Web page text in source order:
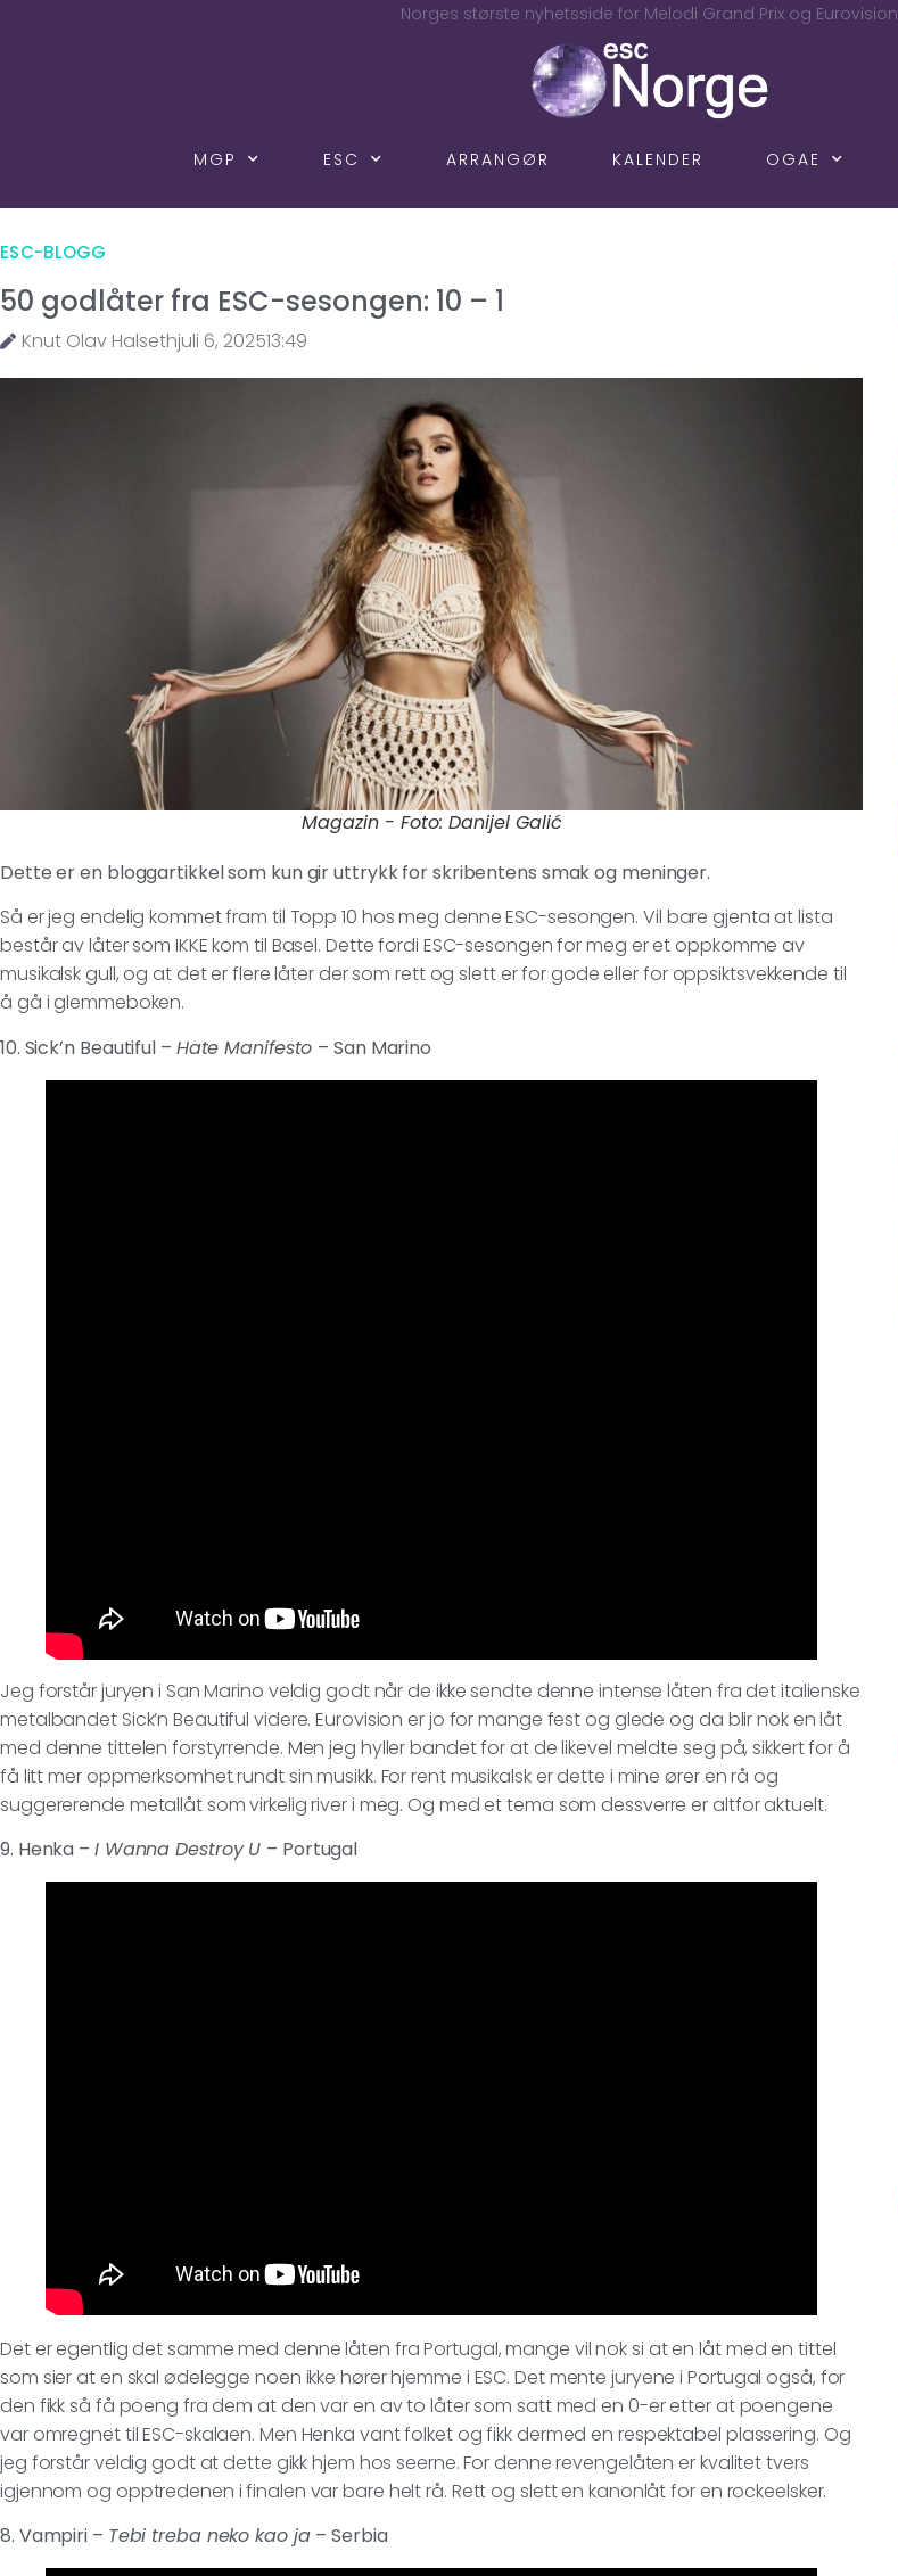
Norges største nyhetsside for Melodi Grand Prix og Eurovision
MGP ESC ARRANGØR KALENDER OGAE
ESC-BLOGG
50 godlåter fra ESC-sesongen: 10 – 1
Knut Olav Halsethjuli 6, 202513:49
Magazin - Foto: Danijel Galić
Dette er en bloggartikkel som kun gir uttrykk for skribentens smak og meninger.
Så er jeg endelig kommet fram til Topp 10 hos meg denne ESC-sesongen. Vil bare gjenta at lista
består av låter som IKKE kom til Basel. Dette fordi ESC-sesongen for meg er et oppkomme av
musikalsk gull, og at det er flere låter der som rett og slett er for gode eller for oppsiktsvekkende til
å gå i glemmeboken.
10. Sick’n Beautiful – Hate Manifesto – San Marino
Jeg forstår juryen i San Marino veldig godt når de ikke sendte denne intense låten fra det italienske
metalbandet Sick’n Beautiful videre. Eurovision er jo for mange fest og glede og da blir nok en låt
med denne tittelen forstyrrende. Men jeg hyller bandet for at de likevel meldte seg på, sikkert for å
få litt mer oppmerksomhet rundt sin musikk. For rent musikalsk er dette i mine ører en rå og
suggererende metallåt som virkelig river i meg. Og med et tema som dessverre er altfor aktuelt.
9. Henka – I Wanna Destroy U – Portugal
Det er egentlig det samme med denne låten fra Portugal, mange vil nok si at en låt med en tittel
som sier at en skal ødelegge noen ikke hører hjemme i ESC. Det mente juryene i Portugal også, for
den fikk så få poeng fra dem at den var en av to låter som satt med en 0-er etter at poengene
var omregnet til ESC-skalaen. Men Henka vant folket og fikk dermed en respektabel plassering. Og
jeg forstår veldig godt at dette gikk hjem hos seerne. For denne revengelåten er kvalitet tvers
igjennom og opptredenen i finalen var bare helt rå. Rett og slett en kanonlåt for en rockeelsker.
8. Vampiri – Tebi treba neko kao ja – Serbia